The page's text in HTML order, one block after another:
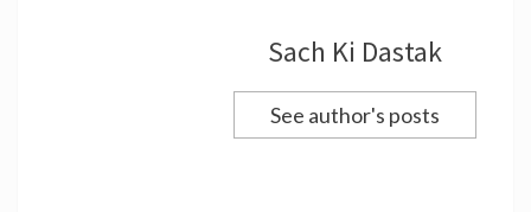
Sach Ki Dastak
See author's posts